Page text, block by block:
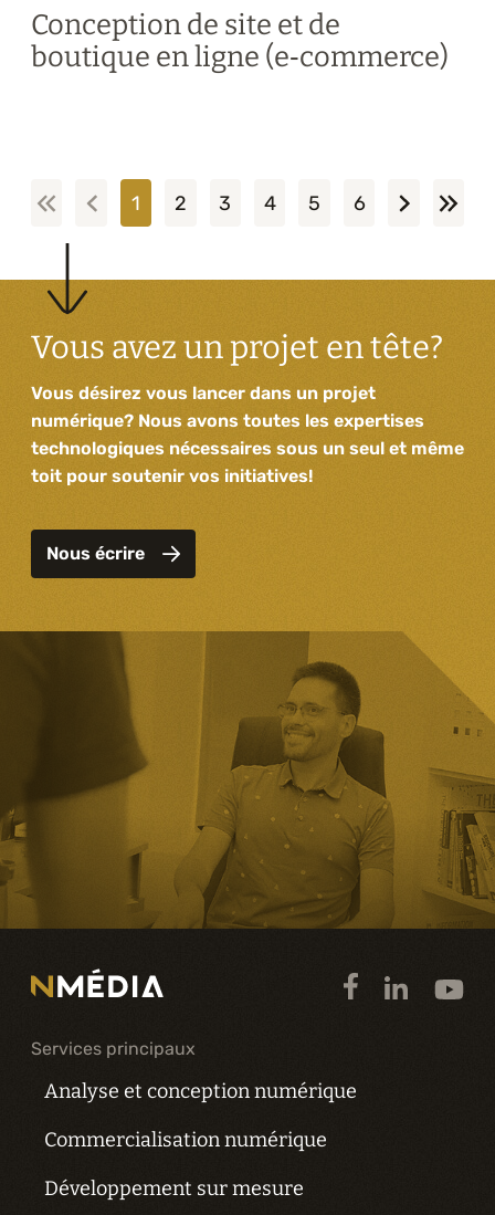
Conception de site et de
boutique en ligne (e‑commerce)
1 2 3 4 5 6
Vous avez un projet en tête?
Vous désirez vous lancer dans un projet
numérique? Nous avons toutes les expertises
technologiques nécessaires sous un seul et même
toit pour soutenir vos initiatives!
Nous écrire
Services principaux
Analyse et conception numérique
Commercialisation numérique
Développement sur mesure